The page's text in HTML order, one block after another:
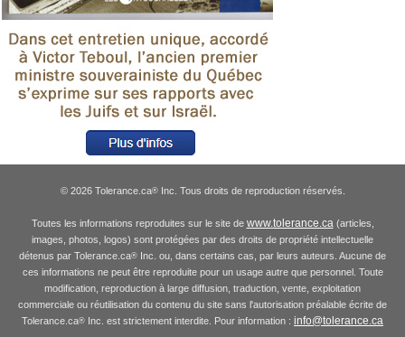
© 2026 Tolerance.ca®Inc. Tous droits de reproduction réservés.
Toutes les informations reproduites sur le site de www.tolerance.ca (articles,
images, photos, logos) sont protégées par des droits de propriété intellectuelle
détenus par Tolerance.ca® Inc. ou, dans certains cas, par leurs auteurs. Aucune de
ces informations ne peut être reproduite pour un usage autre que personnel. Toute
modification, reproduction à large diffusion, traduction, vente, exploitation
commerciale ou réutilisation du contenu du site sans l'autorisation préalable écrite de
Tolerance.ca® Inc. est strictement interdite. Pour information : info@tolerance.ca